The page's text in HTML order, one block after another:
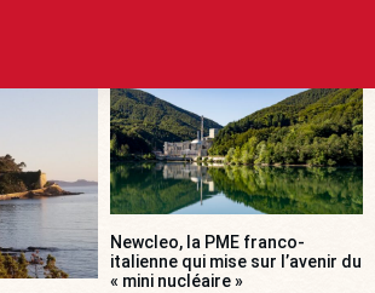
Newcleo, la PME franco-
italienne qui mise sur l’avenir du
« mini nucléaire »